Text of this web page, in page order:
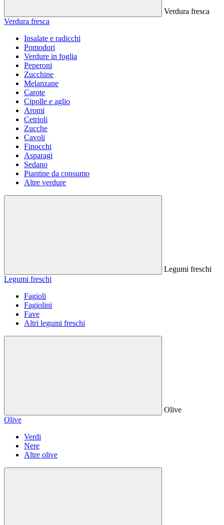
Verdura fresca
Verdura fresca
Insalate e radicchi
Pomodori
Verdure in foglia
Peperoni
Zucchine
Melanzane
Carote
Cipolle e aglio
Aromi
Cetrioli
Zucche
Cavoli
Finocchi
Asparagi
Sedano
Piantine da consumo
Altre verdure
Legumi freschi
Legumi freschi
Fagioli
Fagiolini
Fave
Altri legumi freschi
Olive
Olive
Verdi
Nere
Altre olive